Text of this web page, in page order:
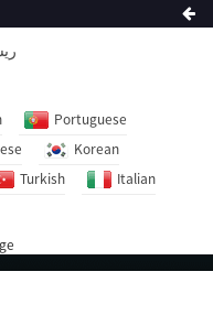
Portuguese
Korean
Turkish
Italian